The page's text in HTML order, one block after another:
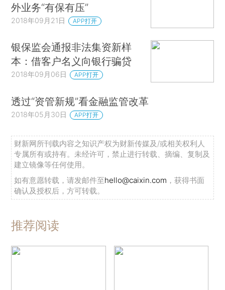
外业务“有保有压”
2018年09月21日 APP打开
银保监会通报非法集资新样
本：借客户名义向银行骗贷
2018年09月06日 APP打开
透过“资管新规”看金融监管改革
2018年05月30日 APP打开
财新网所刊载内容之知识产权为财新传媒及/或相关权利人
专属所有或持有。未经许可，禁止进行转载、摘编、复制及
建立镜像等任何使用。
如有意愿转载，请发邮件至hello@caixin.com ，获得书面
确认及授权后，方可转载。
推荐阅读